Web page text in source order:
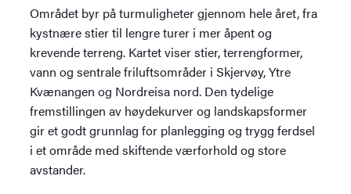
Området byr på turmuligheter gjennom hele året, fra
kystnære stier til lengre turer i mer åpent og
krevende terreng. Kartet viser stier, terrengformer,
vann og sentrale friluftsområder i Skjervøy, Ytre
Kvænangen og Nordreisa nord. Den tydelige
fremstillingen av høydekurver og landskapsformer
gir et godt grunnlag for planlegging og trygg ferdsel
i et område med skiftende værforhold og store
avstander.